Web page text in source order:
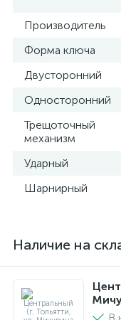
Производитель
Форма ключа
Двусторонний
Односторонний
Трещоточный
механизм
Ударный
Шарнирный
Наличие на